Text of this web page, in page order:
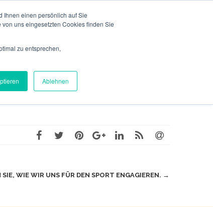
Ihnen einen persönlich auf Sie
uns eingesetzten Cookies finden Sie
zu entsprechen,
Ablehnen
REFERENZEN SERVICEBEREICH
SIE, WIE WIR UNS FÜR DEN SPORT ENGAGIEREN. →